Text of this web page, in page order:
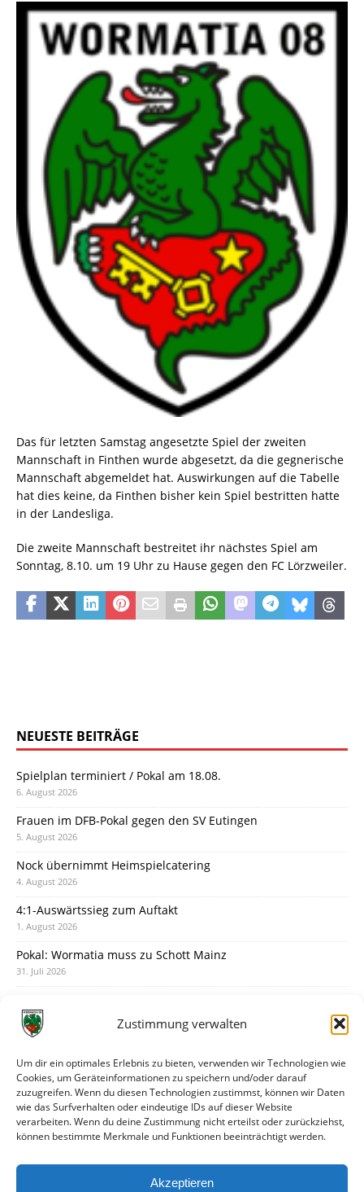
Zustimmung verwalten
Um dir ein optimales Erlebnis zu bieten, verwenden wir Technologien wie
Cookies, um Geräteinformationen zu speichern und/oder darauf
zuzugreifen. Wenn du diesen Technologien zustimmst, können wir Daten
wie das Surfverhalten oder eindeutige IDs auf dieser Website
verarbeiten. Wenn du deine Zustimmung nicht erteilst oder zurückziehst,
können bestimmte Merkmale und Funktionen beeinträchtigt werden.
Akzeptieren
Das für letzten Samstag angesetzte Spiel der zweiten
Mannschaft in Finthen wurde abgesetzt, da die gegnerische
Mannschaft abgemeldet hat. Auswirkungen auf die Tabelle
hat dies keine, da Finthen bisher kein Spiel bestritten hatte
in der Landesliga.
Die zweite Mannschaft bestreitet ihr nächstes Spiel am
Sonntag, 8.10. um 19 Uhr zu Hause gegen den FC Lörzweiler.
NEUESTE BEITRÄGE
Spielplan terminiert / Pokal am 18.08.
6. August 2026
Frauen im DFB-Pokal gegen den SV Eutingen
5. August 2026
Nock übernimmt Heimspielcatering
4. August 2026
4:1-Auswärtssieg zum Auftakt
1. August 2026
Pokal: Wormatia muss zu Schott Mainz
31. Juli 2026
30. Juli 2026
28. Juli 2026
Neuer Rückensponsor
28. Juli 2026
Neue Podcast-Folge: So tickt Björn!
Eindrücke vom Stadionfest